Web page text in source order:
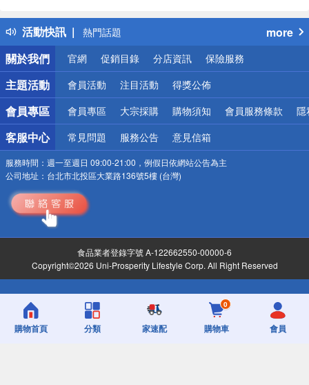
活動快訊
得獎公告
熱門話題
銀行優惠
偏遠地區配送
詐騙網頁！請小心！
more
關於我們
官網 促銷目錄 分店資訊 保險服務
主題活動 會員活動 注目活動 得獎公佈
會員專區 會員專區 大宗採購 購物須知 會員服務條款 隱
客服中心 常見問題 服務公告 意見信箱
服務時間： 週一至週日 09:00-21:00，例假日依網站公告為主
公司地址： 台北市北投區大業路136號5樓 (台灣)
食品業者登錄字號 A-122662550-00000-6
Copyright©2026 Uni-Prosperity Lifestyle Corp. All Right Reserved
購物首頁 分類 家速配
0
購物車 會員